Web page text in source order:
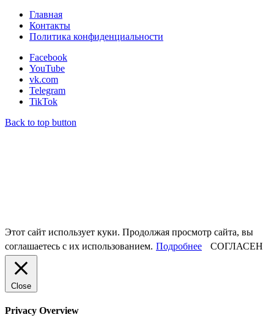
Главная
Контакты
Политика конфиденциальности
Facebook
YouTube
vk.com
Telegram
TikTok
Back to top button
Этот сайт использует куки. Продолжая просмотр сайта, вы
соглашаетесь с их использованием. Подробнее СОГЛАСЕН
Close
Privacy Overview